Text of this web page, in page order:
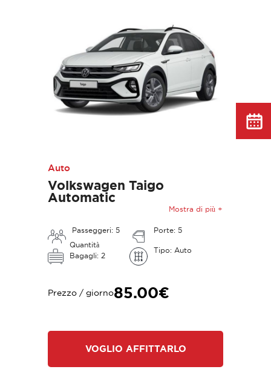
Auto
Volkswagen Taigo
Automatic
Passeggeri: 5
Porte: 5
Quantità
Bagagli: 2
Tipo: Auto
Mostra di più +
Prezzo / giorno85.00€
VOGLIO AFFITTARLO